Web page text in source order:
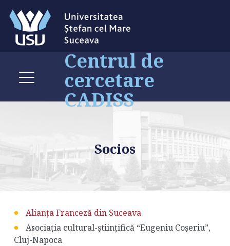
Centrul de
cercetare
CADISS
Socios
Alianța Franceză din Suceava
Asociația cultural-științifică “Eugeniu Coșeriu”,
Cluj-Napoca